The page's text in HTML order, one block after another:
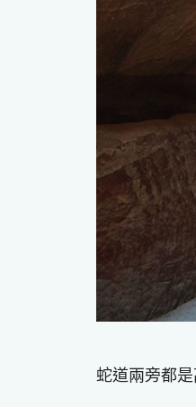
蛇道兩旁都